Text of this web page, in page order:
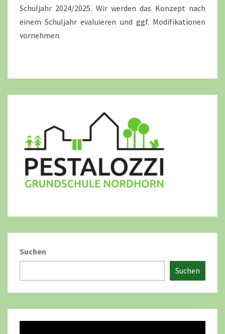
Schuljahr 2024/2025. Wir werden das Konzept nach
einem Schuljahr evaluieren und ggf. Modifikationen
vornehmen.
Suchen
Suchen